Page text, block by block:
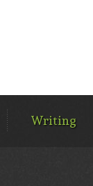
Writing